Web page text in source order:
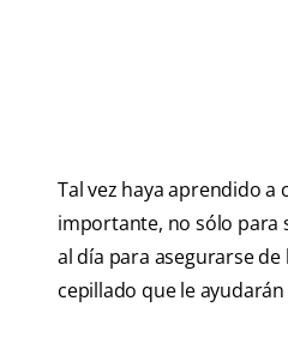
Tal vez haya aprendido
importante, no sólo para
al día para asegurarse
cepillado que le